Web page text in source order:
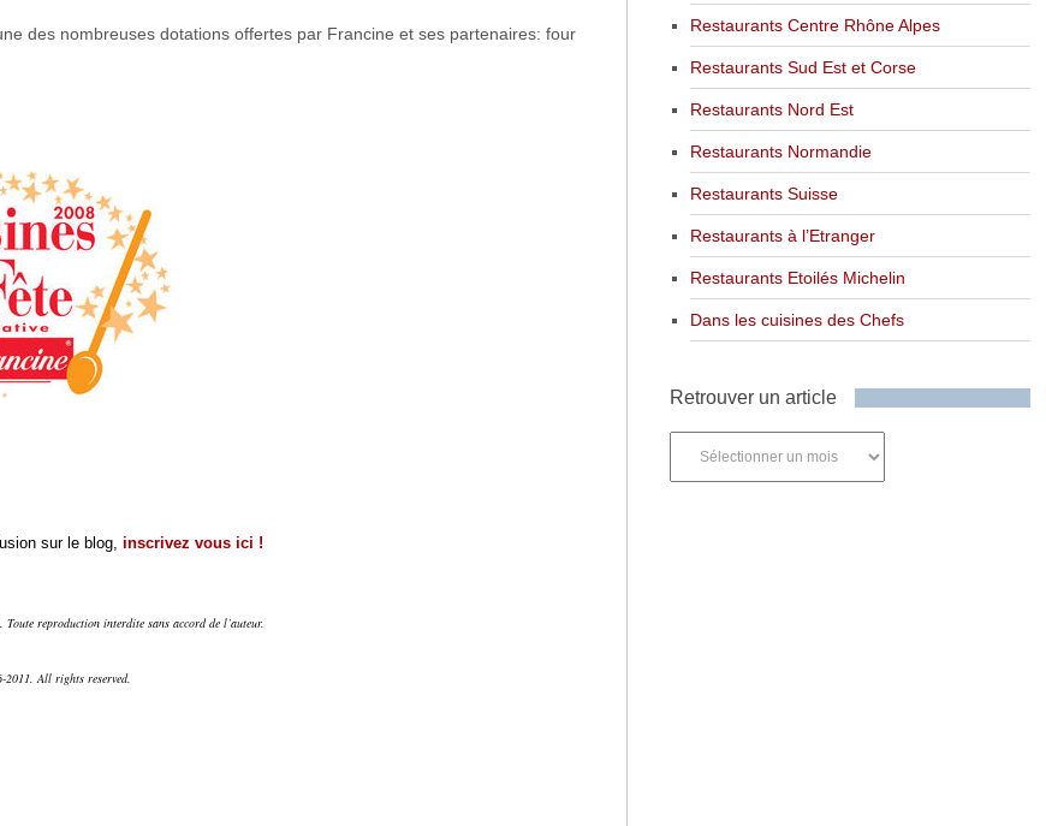
des nombreuses dotations offertes par Francine et ses partenaires: four
sur le blog, inscrivez vous ici !
reproduction interdite sans accord de l’auteur.
All rights reserved.
Restaurants Centre Rhône Alpes
Restaurants Sud Est et Corse
Restaurants Nord Est
Restaurants Normandie
Restaurants Suisse
Restaurants à l’Etranger
Restaurants Etoilés Michelin
Dans les cuisines des Chefs
Retrouver un article